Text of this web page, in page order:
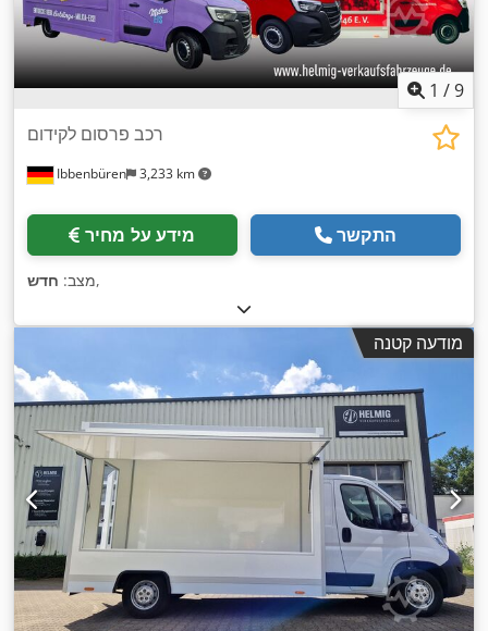
1 /9
Ibbenbüren 3,233 km
רכב פרסום לקידום
מידע על מחיר התקשר
מצב: חדש ,
מודעה קטנה